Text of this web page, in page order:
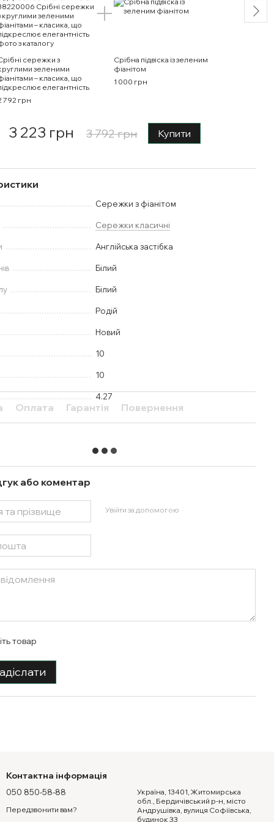
сережки з
зеленими
– класика, що
елегантність
792 грн
Срібна підвіска із зеленим
фіанітом
1 000 грн
3 223 грн 3 792 грн Купити
Сережки з фіанітом
Сережки класичні
Англійська застібка
Білий
Білий
Родій
Новий
10
10
4.27
Оплата Гарантія Повернення
або коментар
Увійти за допомогою
товар
Контактна інформація
050 850-58-88
Передзвонити вам?
Україна, 13401, Житомирська
обл., Бердичівський р-н, місто
Андрушівка, вулиця Софіївська,
будинок 33